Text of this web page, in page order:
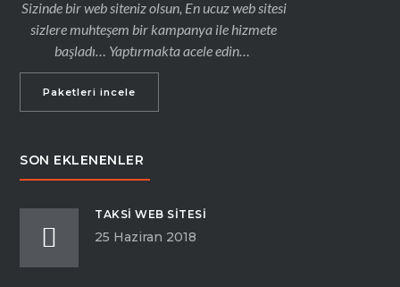
Sizinde bir web siteniz olsun, En ucuz web sitesi
sizlere muhteşem bir kampanya ile hizmete
başladı… Yaptırmakta acele edin…
Paketleri incele
SON EKLENENLER
TAKSI WEB SITESI
25 Haziran 2018